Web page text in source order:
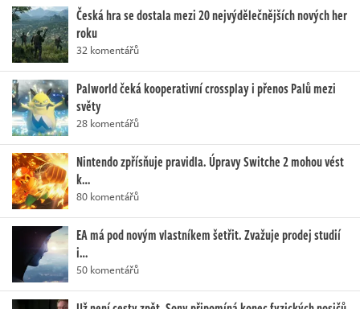
Česká hra se dostala mezi 20 nejvýdělečnějších nových her
roku
32 komentářů
Palworld čeká kooperativní crossplay i přenos Palů mezi
světy
28 komentářů
Nintendo zpřísňuje pravidla. Úpravy Switche 2 mohou vést
k…
80 komentářů
EA má pod novým vlastníkem šetřit. Zvažuje prodej studií
i…
50 komentářů